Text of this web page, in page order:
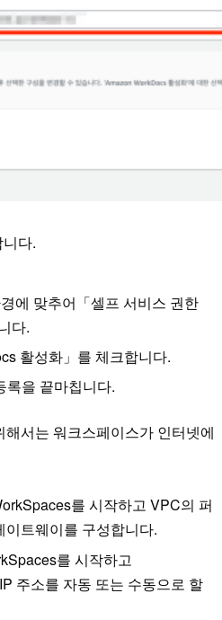
다.
에 맞추어「셀프 서비스 권한
다.
활성화」를 체크합니다.
록을 끝마칩니다.
서는 워크스페이스가 인터넷에
를 시작하고 VPC의 퍼
트웨이를 구성합니다.
를 시작하고
주소를 자동 또는 수동으로 할